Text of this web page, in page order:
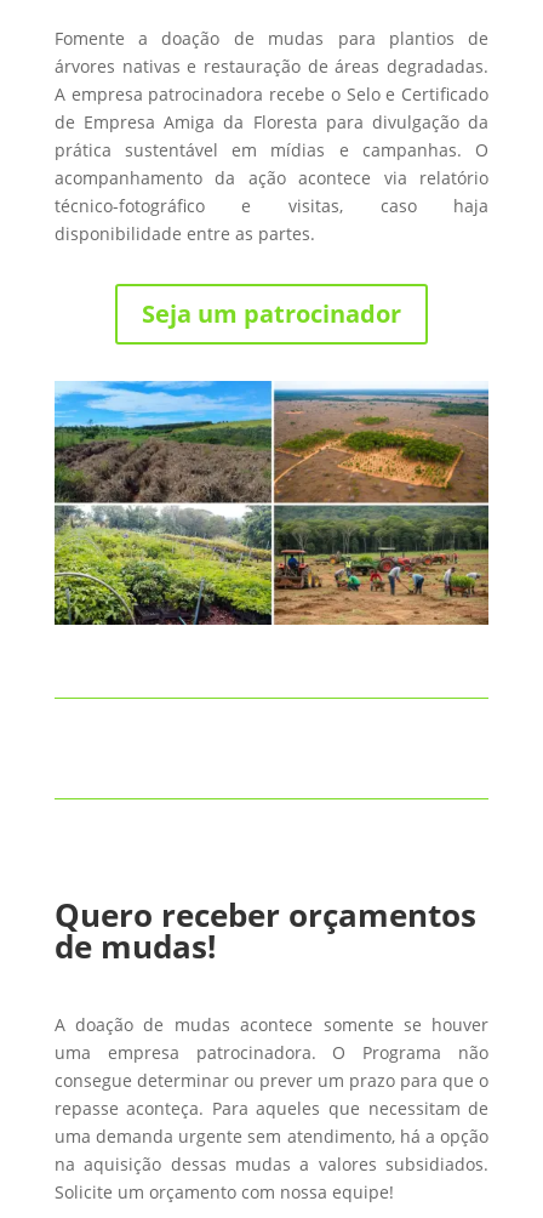
Fomente a doação de mudas para plantios de
árvores nativas e restauração de áreas degradadas.
A empresa patrocinadora recebe o Selo e Certificado
de Empresa Amiga da Floresta para divulgação da
prática sustentável em mídias e campanhas. O
acompanhamento da ação acontece via relatório
técnico-fotográfico e visitas, caso haja
disponibilidade entre as partes.
Seja um patrocinador
Quero receber orçamentos
de mudas!
A doação de mudas acontece somente se houver
uma empresa patrocinadora. O Programa não
consegue determinar ou prever um prazo para que o
repasse aconteça. Para aqueles que necessitam de
uma demanda urgente sem atendimento, há a opção
na aquisição dessas mudas a valores subsidiados.
Solicite um orçamento com nossa equipe!